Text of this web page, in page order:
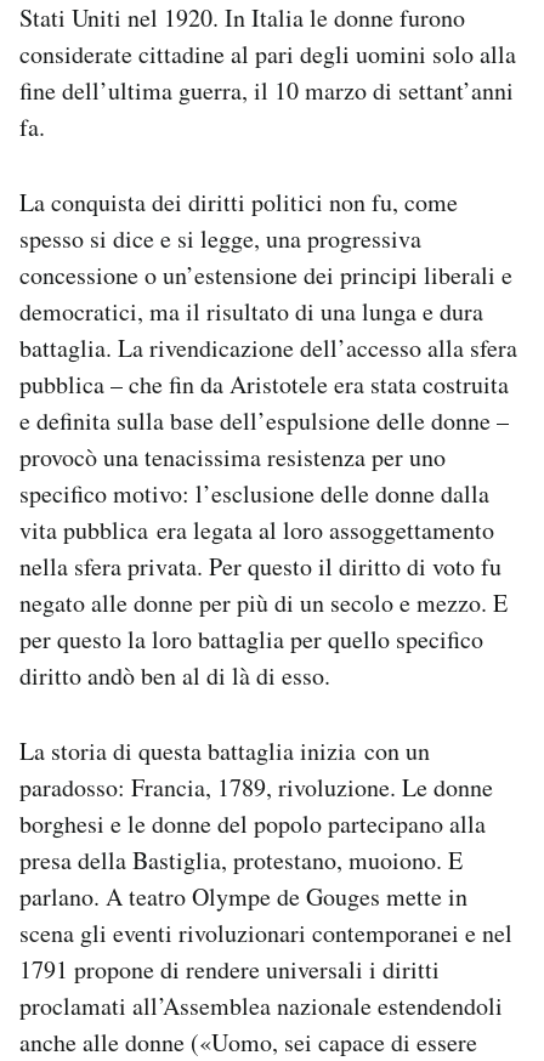
CALENDARIO
AREA PERSONALE
Area Personale
Newsletter
Notifiche mobile
Regala il Post
Hai bisogno di aiuto?
Esci
Stati Uniti nel 1920. In Italia le donne furono
considerate cittadine al pari degli uomini solo alla
fine dell’ultima guerra, il 10 marzo di settant’anni
fa.
La conquista dei diritti politici non fu, come
spesso si dice e si legge, una progressiva
concessione o un’estensione dei principi liberali e
democratici, ma il risultato di una lunga e dura
battaglia. La rivendicazione dell’accesso alla sfera
pubblica – che fin da Aristotele era stata costruita
e definita sulla base dell’espulsione delle donne –
provocò una tenacissima resistenza per uno
specifico motivo: l’esclusione delle donne dalla
vita pubblica era legata al loro assoggettamento
nella sfera privata. Per questo il diritto di voto fu
negato alle donne per più di un secolo e mezzo. E
per questo la loro battaglia per quello specifico
diritto andò ben al di là di esso.
La storia di questa battaglia inizia con un
paradosso: Francia, 1789, rivoluzione. Le donne
borghesi e le donne del popolo partecipano alla
presa della Bastiglia, protestano, muoiono. E
parlano. A teatro Olympe de Gouges mette in
scena gli eventi rivoluzionari contemporanei e nel
1791 propone di rendere universali i diritti
proclamati all’Assemblea nazionale estendendoli
anche alle donne («Uomo, sei capace di essere